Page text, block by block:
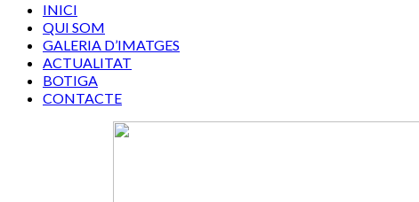
INICI
QUI SOM
GALERIA D’IMATGES
ACTUALITAT
BOTIGA
CONTACTE